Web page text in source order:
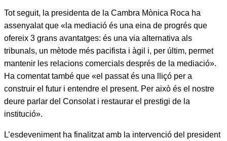
Tot seguit, la presidenta de la Cambra Mònica Roca ha
assenyalat que «la mediació és una eina de progrés que
ofereix 3 grans avantatges: és una via alternativa als
tribunals, un mètode més pacifista i àgil i, per últim, permet
mantenir les relacions comercials després de la mediació».
Ha comentat també que «el passat és una lliçó per a
construir el futur i entendre el present. Per això és el nostre
deure parlar del Consolat i restaurar el prestigi de la
institució».
L’esdeveniment ha finalitzat amb la intervenció del president